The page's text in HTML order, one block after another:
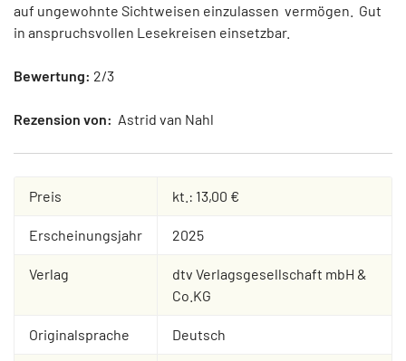
auf ungewohnte Sichtweisen einzulassen vermögen. Gut
in anspruchsvollen Lesekreisen einsetzbar.
Bewertung: 2/3
Rezension von: Astrid van Nahl
Preis kt.: 13,00 €
Erscheinungsjahr 2025
Verlag
dtv Verlagsgesellschaft mbH &
Co.KG
Originalsprache Deutsch